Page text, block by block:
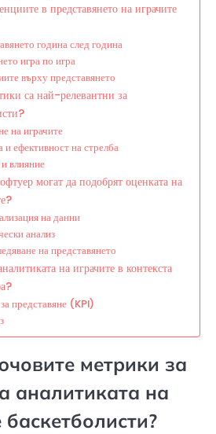
в представянето на играчите
година след година
игра по игра
върху представянето
са най-релевантни за
на играчите
и ефективност на стрелба
влияние
могат да подобрят оценката на
на данни
анализ
на представянето
на играчите в контекста
представяне (KPI)
метрики за
аналитиката на